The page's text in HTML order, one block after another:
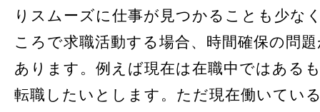
りスムーズに仕事が見つかることも少な
ころで求職活動する場合、時間確保の問
あります。例えば現在は在職中ではある
転職したいとします。ただ現在働いてい